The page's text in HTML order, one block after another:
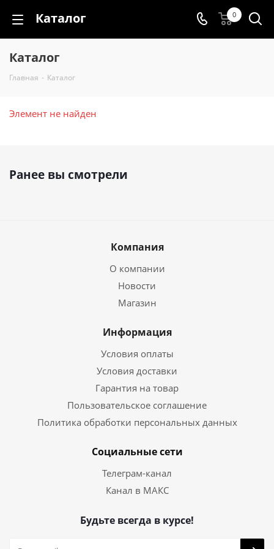
Каталог 0
Каталог
Главная - Каталог
Элемент не найден
Ранее вы смотрели
Компания
О компании
Новости
Магазин
Информация
Условия оплаты
Условия доставки
Гарантия на товар
Пользовательское соглашение
Политика обработки персональных данных
Социальные сети
Телеграм-канал
Канал в МАКС
Будьте всегда в курсе!